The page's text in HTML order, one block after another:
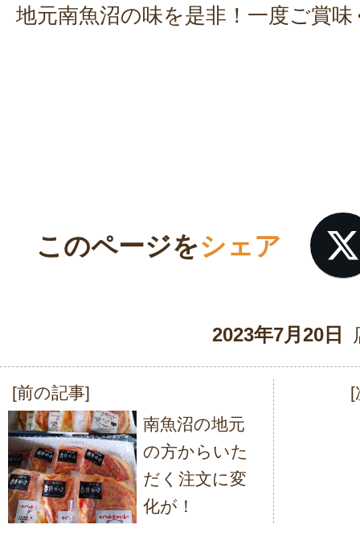
地元南魚沼の味を是非！一度ご賞
このページをシェア
2023年7月20日
投
稿
ナ
ビ
ゲ
[前の記事]
南魚沼の地元
の方からいた
だく注文に変
化が！
[